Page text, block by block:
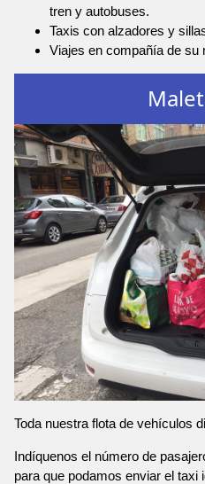
tren y autobuses.
Taxis con alzadores y
Viajes en compañía de su
Toda nuestra flota de vehículos
Indíquenos el número de
para que podamos enviar el taxi